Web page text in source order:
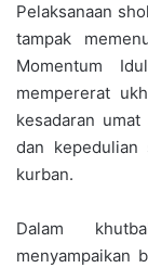
Pelaksanaan
tampak
Momentum
mempererat
kesadaran
dan kepedulian
kurban.
Dalam
menyampaikan